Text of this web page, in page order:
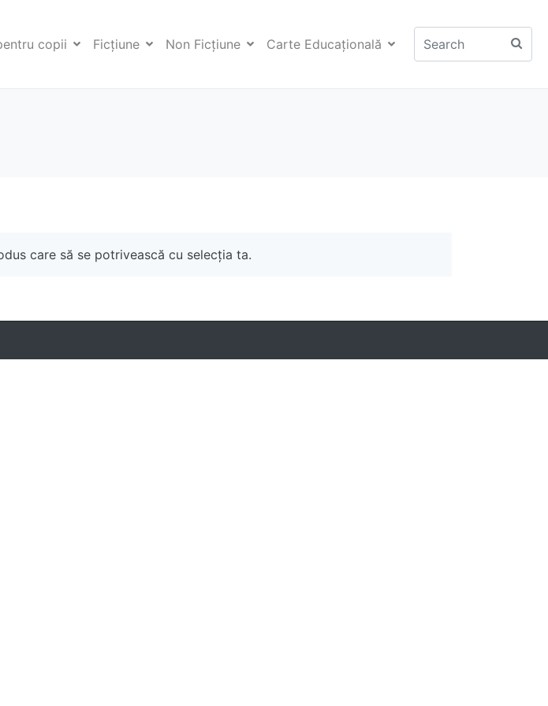
copii Ficţiune Non Ficţiune Carte Educaţională
care să se potrivească cu selecția ta.